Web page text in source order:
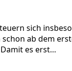
sich
ab dem
es erst…